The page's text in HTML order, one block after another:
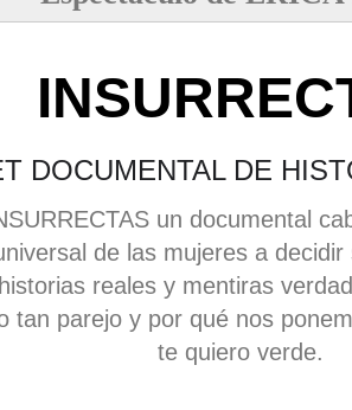
DOCUMENTAL DE
un documental
de las mujeres a
reales y mentiras
tan parejo y por qué nos
te quiero verde.